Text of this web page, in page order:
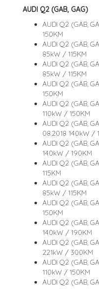
AUDI Q2 (GAB, GAG)
AUDI Q2 (GAB,
150KM
AUDI Q2 (GAB,
85kW / 115KM
AUDI Q2 (GAB,
85kW / 115KM
AUDI Q2 (GAB,
150KM
AUDI Q2 (GAB,
110kW / 150KM
AUDI Q2 (GAB,
08.2018 140kW /
AUDI Q2 (GAB,
140kW / 190KM
AUDI Q2 (GAB,
115KM
AUDI Q2 (GAB,
85kW / 115KM
AUDI Q2 (GAB,
150KM
AUDI Q2 (GAB,
140kW / 190KM
AUDI Q2 (GAB,
221kW / 300KM
AUDI Q2 (GAB,
110kW / 150KM
AUDI Q2 (GAB,